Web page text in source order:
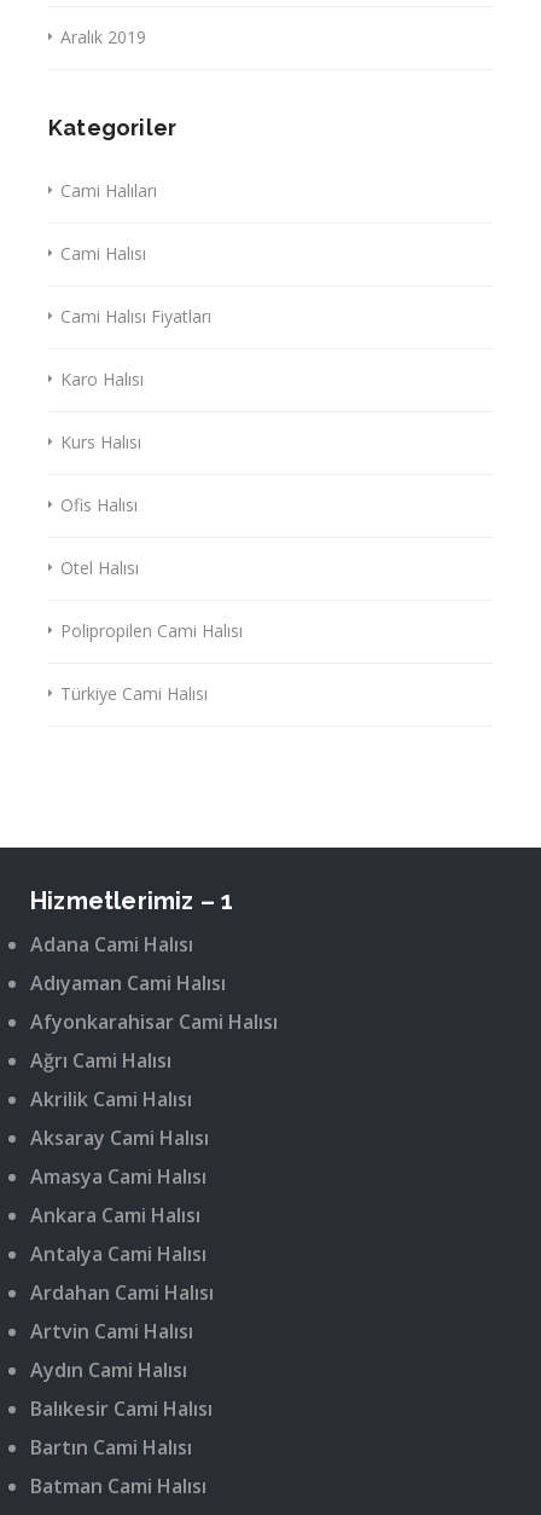
Aralık 2019
Kategoriler
Cami Halıları
Cami Halısı
Cami Halısı Fiyatları
Karo Halısı
Kurs Halısı
Ofis Halısı
Otel Halısı
Polipropilen Cami Halısı
Türkiye Cami Halısı
Hizmetlerimiz – 1
Adana Cami Halısı
Adıyaman Cami Halısı
Afyonkarahisar Cami Halısı
Ağrı Cami Halısı
Akrilik Cami Halısı
Aksaray Cami Halısı
Amasya Cami Halısı
Ankara Cami Halısı
Antalya Cami Halısı
Ardahan Cami Halısı
Artvin Cami Halısı
Aydın Cami Halısı
Balıkesir Cami Halısı
Bartın Cami Halısı
Batman Cami Halısı